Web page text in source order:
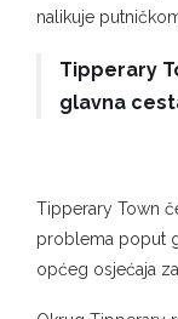
nalikuje
Tipperary
glavna
Tipperary Town
problema poput
općeg osjećaja